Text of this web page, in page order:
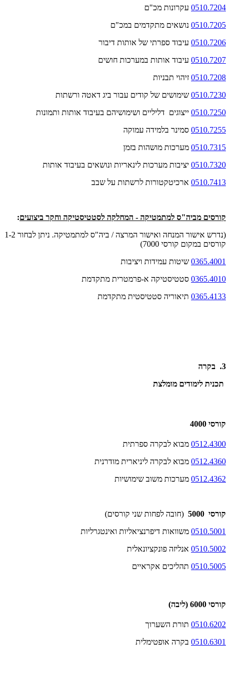
0510.7204 עקרונות מכ"ם
0510.7205 נושאים מתקדמים במכ"ם
0510.7206 עיבוד ספרתי של אותות דיבור
0510.7207 עיבוד אותות במערכות חושים
0510.7208 זיהוי תבניות
0510.7230 שימושים של קודים עבור ביג דאטה ורשתות
0510.7250 ייצוגים דליליים ושימושיהם בעיבוד אותות ותמונות
0510.7255 סמינר בלמידה עמוקה
0510.7315 מערכות מושהות בזמן
0510.7320 יציבות מערכות לינאריות ונושאים בעיבוד אותות
0510.7413 ארכיטקטורות לרשתות על שבב
קורסים מביה"ס למתמטיקה - המחלקה לסטטיסטיקה וחקר ביצועים:
(נדרש אישור המנחה ואישור המרצה / ביה"ס למתמטיקה. ניתן לבחור 1-2
קורסים במקום קורסי 7000)
0365.4001 שיטות עמידות ויציבות
0365.4010 סטטיסטיקה א-פרמטרית מתקדמת
0365.4133 תיאוריה סטטיסטית מתקדמת
3. בקרה
תכנית לימודים מומלצת
קורסי 4000
0512.4300 מבוא לבקרה ספרתית
0512.4360 מבוא לבקרה ליניארית מודרנית
0512.4362 מערכות משוב שימושיות
קורסי 5000
(חובה לפחות שני קורסים)
0510.5001 משוואות דיפרנציאליות ואינטגרליות
0510.5002 אנליזה פונקציונאלית
0510.5005 תהליכים אקראיים
קורסי 6000 (ליבה)
0510.6202 תורת השערוך
0510.6301 בקרה אופטימלית